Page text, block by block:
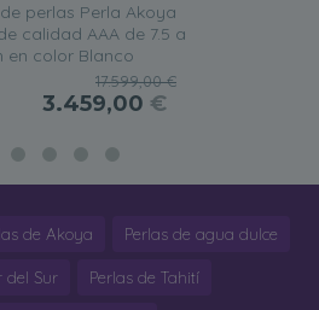
perlas Perla Akoya
calidad AAA de 7.5 a
en color Blanco
17.599,00 €
3.459,00 €
de Akoya Perlas de agua dulce
del Sur Perlas de Tahití